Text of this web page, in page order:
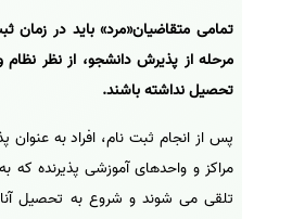
تمامی متقاضیان«مرد» باید در
مرحله از پذیرش دانشجو، از نظر نظام
تحصیل نداشته باشند.
پس از انجام ثبت نام، افراد به
مراکز و واحدهای آموزشی پذیرنده که
تلقی می شوند و شروع به تحصیل